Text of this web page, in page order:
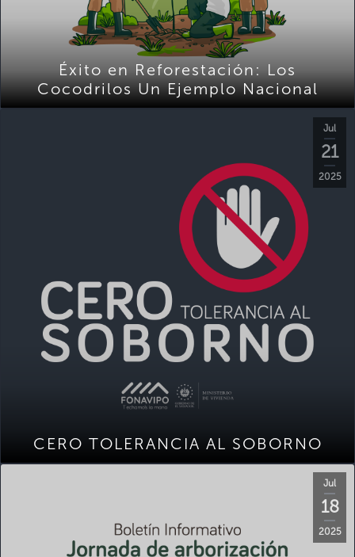
Éxito en Reforestación: Los
Cocodrilos Un Ejemplo Nacional
Jul
21
2025
CERO TOLERANCIA AL SOBORNO
Jul
18
2025